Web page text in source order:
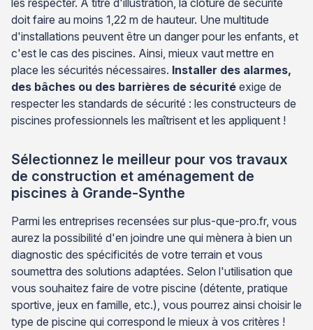
doit faire au moins 1,22 m de hauteur. Une multitude
d'installations peuvent être un danger pour les enfants, et
c'est le cas des piscines. Ainsi, mieux vaut mettre en
place les sécurités nécessaires. Installer des alarmes,
des bâches ou des barrières de sécurité exige de
respecter les standards de sécurité : les constructeurs de
piscines professionnels les maîtrisent et les appliquent !
Sélectionnez le meilleur pour vos travaux
de construction et aménagement de
piscines à Grande-Synthe
Parmi les entreprises recensées sur plus-que-pro.fr, vous
aurez la possibilité d'en joindre une qui mènera à bien un
diagnostic des spécificités de votre terrain et vous
soumettra des solutions adaptées. Selon l'utilisation que
vous souhaitez faire de votre piscine (détente, pratique
sportive, jeux en famille, etc.), vous pourrez ainsi choisir le
type de piscine qui correspond le mieux à vos critères !